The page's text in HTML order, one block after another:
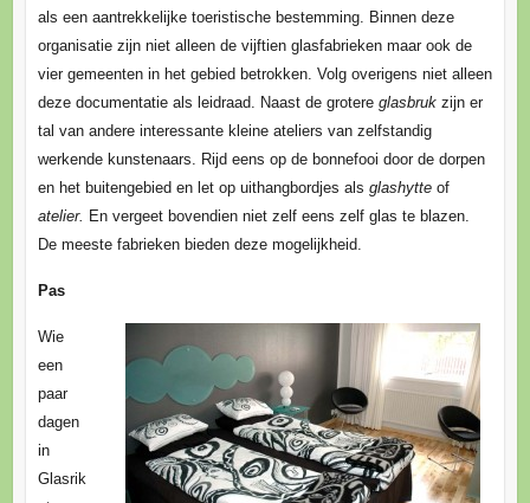
als een aantrekkelijke toeristische bestemming. Binnen deze
organisatie zijn niet alleen de vijftien glasfabrieken maar ook de
vier gemeenten in het gebied betrokken. Volg overigens niet alleen
deze documentatie als leidraad. Naast de grotere glasbrukzijn er
tal van andere interessante kleine ateliers van zelfstandig
werkende kunstenaars. Rijd eens op de bonnefooi door de dorpen
en het buitengebied en let op uithangbordjes als glashytteof
atelier. En vergeet bovendien niet zelf eens zelf glas te blazen.
De meeste fabrieken bieden deze mogelijkheid.
Pas
Wie
een
paar
dagen
in
Glasrik